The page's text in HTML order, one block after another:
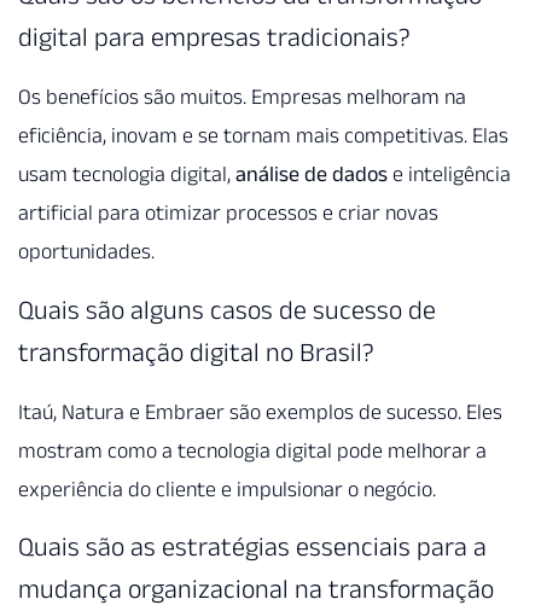
digital para empresas tradicionais?
Os benefícios são muitos. Empresas melhoram na
eficiência, inovam e se tornam mais competitivas. Elas
usam tecnologia digital, análise de dados e inteligência
artificial para otimizar processos e criar novas
oportunidades.
Quais são alguns casos de sucesso de
transformação digital no Brasil?
Itaú, Natura e Embraer são exemplos de sucesso. Eles
mostram como a tecnologia digital pode melhorar a
experiência do cliente e impulsionar o negócio.
Quais são as estratégias essenciais para a
mudança organizacional na transformação